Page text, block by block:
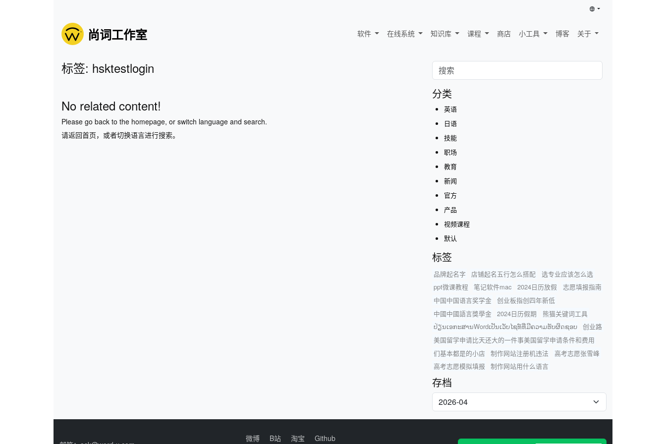
尚词工作室 软件 在线系统 知识库 课程 商店 小工具 博客 关于
标签: hsktestlogin
No related content!
Please go back to the homepage, or switch language and search.
请返回首页，或者切换语言进行搜索。
分类
英语
日语
技能
职场
教育
新闻
官方
产品
视频课程
默认
标签
品牌起名字 店铺起名五行怎么搭配
选专业应该怎么选
ppt微课教程
笔记软件mac 2024日历放假
志愿填报指南
中国中国语言奖学金
创业板指创四年新低
中國中國語言獎學金
2024日历假期
熊猫关键词工具
ປ່ຽນເອກະສານWordເປັນເວັບໄຊທ໌ທີ່ມີຄວາມຮັບຜິດຊອບ
创业路
美国留学申请比天还大的一件事美国留学申请条件和费用
们基本都是的小店
制作网站注册机违法
高考志愿张雪峰
高考志愿模拟填报
制作网站用什么语言
存档
微博 B站 淘宝 Github